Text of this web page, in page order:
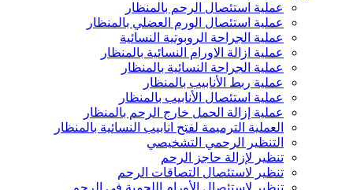
عملية استئصال الرحم بالمنظار
عملية استئصال الورم العضلي بالمنظار
عملية الجراحة الروبوتية النسائية
عملية ازالة الاورام النسائية بالمنظار
عملية الجراحة النسائية بالمنظار
عملية ربط الأنابيب بالمنظار
عملية استئصال الأنابيب بالمنظار
عملية إزالة الحمل خارج الرحم بالمنظار
العملية الترميمة لفتح انابيب النسائية بالمنظار
التنظير الرحمي التشخيصي
تنظير لإزالة حاجز الرحم
تنظير لاستئصال التصاقات الرحم
تنظير لاستئصال الأورام اللحمية في الرحم